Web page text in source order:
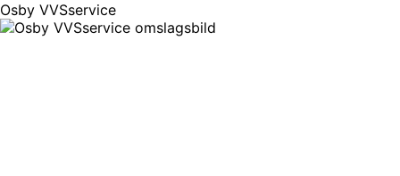
Osby VVSservice